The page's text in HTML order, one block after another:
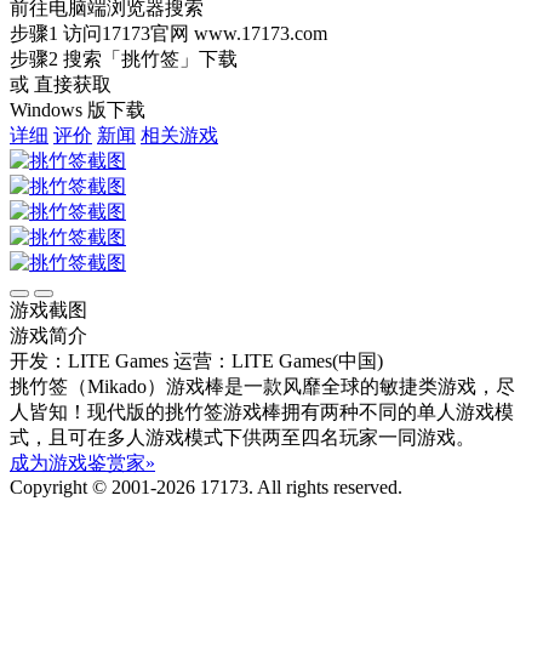
前往电脑端浏览器搜索
步骤1 访问17173官网 www.17173.com
步骤2 搜索 「挑竹签」 下载
或 直接获取
Windows 版下载
详细 评价 新闻 相关游戏
游戏截图
游戏简介
开发：LITE Games 运营：LITE Games(中国)
挑竹签（Mikado）游戏棒是一款风靡全球的敏捷类游戏，尽
人皆知！现代版的挑竹签游戏棒拥有两种不同的单人游戏模
式，且可在多人游戏模式下供两至四名玩家一同游戏。
成为游戏鉴赏家»
Copyright © 2001-2026 17173. All rights reserved.